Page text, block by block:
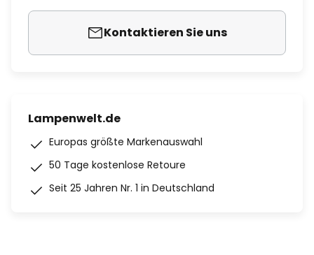
Kontaktieren Sie uns
Lampenwelt.de
Europas größte Markenauswahl
50 Tage kostenlose Retoure
Seit 25 Jahren Nr. 1 in Deutschland